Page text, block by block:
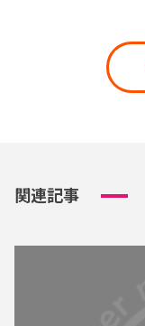
関連記事